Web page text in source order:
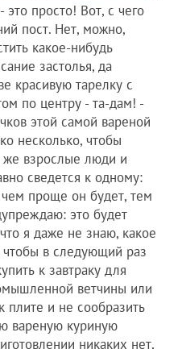
- это просто! Вот, с чего
пост. Нет, можно,
какое-нибудь
застолья, да
красивую тарелку с
по центру - та-дам! -
этой самой вареной
несколько, чтобы
же взрослые люди и
сведется к одному:
проще он будет, тем
это будет
я даже не знаю, какое
в следующий раз
к завтраку для
ветчины или
плите и не сообразить
вареную куриную
никаких нет,